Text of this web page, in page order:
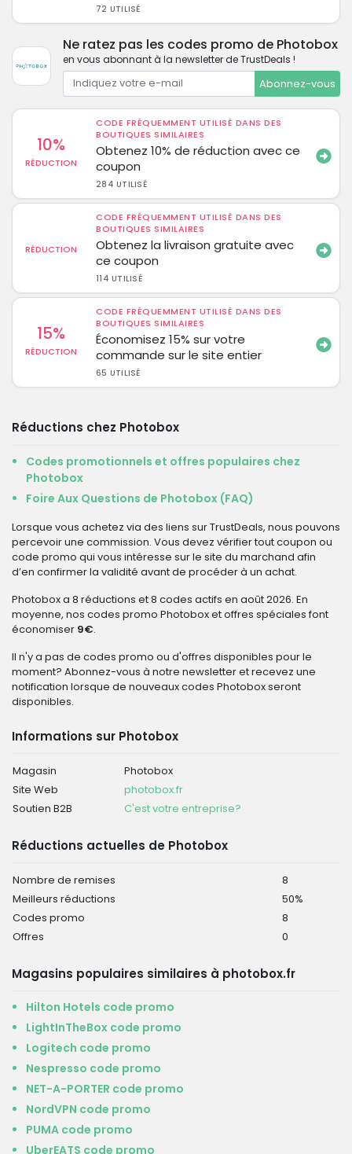
72 UTILISÉ
Ne ratez pas les codes promo de Photobox
en vous abonnant à la newsletter de TrustDeals !
Abonnez-vous
10%
RÉDUCTION
CODE FRÉQUEMMENT UTILISÉ DANS DES
BOUTIQUES SIMILAIRES
Obtenez 10% de réduction avec ce
coupon
284 UTILISÉ
RÉDUCTION
CODE FRÉQUEMMENT UTILISÉ DANS DES
BOUTIQUES SIMILAIRES
Obtenez la livraison gratuite avec
ce coupon
114 UTILISÉ
15%
RÉDUCTION
CODE FRÉQUEMMENT UTILISÉ DANS DES
BOUTIQUES SIMILAIRES
Économisez 15% sur votre
commande sur le site entier
65 UTILISÉ
Réductions chez Photobox
Codes promotionnels et offres populaires chez
Photobox
Foire Aux Questions de Photobox (FAQ)
Lorsque vous achetez via des liens sur TrustDeals, nous pouvons
percevoir une commission. Vous devez vérifier tout coupon ou
code promo qui vous intéresse sur le site du marchand afin
d’en confirmer la validité avant de procéder à un achat.
Photobox a 8 réductions et 8 codes actifs en août 2026. En
moyenne, nos codes promo Photobox et offres spéciales font
économiser 9€.
Il n'y a pas de codes promo ou d'offres disponibles pour le
moment? Abonnez-vous à notre newsletter et recevez une
notification lorsque de nouveaux codes Photobox seront
disponibles.
Informations sur Photobox
Magasin
Photobox
Site Web
photobox.fr
Soutien B2B
C'est votre entreprise?
Réductions actuelles de Photobox
Nombre de remises
8
Meilleurs réductions
50%
Codes promo
8
Offres
0
Magasins populaires similaires à photobox.fr
Hilton Hotels code promo
LightInTheBox code promo
Logitech code promo
Nespresso code promo
NET-A-PORTER code promo
NordVPN code promo
PUMA code promo
UberEATS code promo